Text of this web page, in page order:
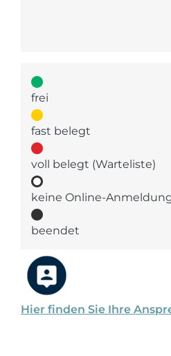
Hier finden Sie Ihre
frei
fast belegt
voll belegt (Warteliste)
keine Online-
beendet